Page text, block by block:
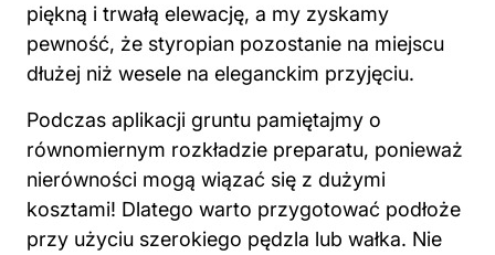
piękną i trwałą elewację, a my zyskamy
pewność, że styropian pozostanie na miejscu
dłużej niż wesele na eleganckim przyjęciu.
Podczas aplikacji gruntu pamiętajmy o
równomiernym rozkładzie preparatu, ponieważ
nierówności mogą wiązać się z dużymi
kosztami! Dlatego warto przygotować podłoże
przy użyciu szerokiego pędzla lub wałka. Nie